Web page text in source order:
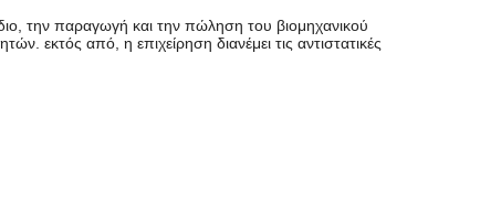
την παραγωγή και την πώληση του βιομηχανικού
εκτός από, η επιχείρηση διανέμει τις αντιστατικές